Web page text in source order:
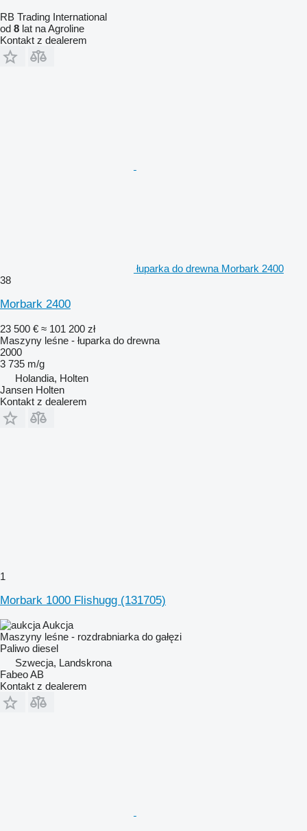
RB Trading International
od 8 lat na Agroline
Kontakt z dealerem
łuparka do drewna Morbark 2400
38
Morbark 2400
23 500 € ≈ 101 200 zł
Maszyny leśne - łuparka do drewna
2000
3 735 m/g
Holandia, Holten
Jansen Holten
Kontakt z dealerem
1
Morbark 1000 Flishugg (131705)
Aukcja
Maszyny leśne - rozdrabniarka do gałęzi
Paliwo diesel
Szwecja, Landskrona
Fabeo AB
Kontakt z dealerem